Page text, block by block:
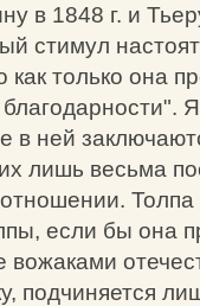
в 1848 г. и
стимул
как только она
в ней
лишь весьма
если бы она
вожаками
подчиняется